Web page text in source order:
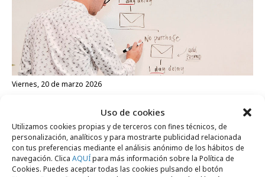
Uso de cookies
Utilizamos cookies propias y de terceros con fines técnicos, de
personalización, analíticos y para mostrarte publicidad relacionada
con tus preferencias mediante el análisis anónimo de los hábitos de
navegación. Clica AQUÍpara más información sobre la Política de
Cookies. Puedes aceptar todas las cookies pulsando el botón
viernes, 20 de marzo 2026
apuestan por la formación digital continua
Opinión